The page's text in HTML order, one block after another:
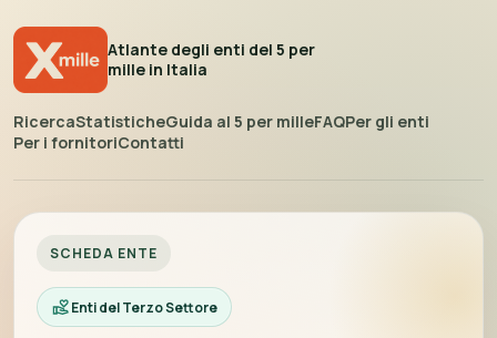
Atlante degli enti del 5 per
mille in Italia
RicercaStatisticheGuida al 5 per milleFAQPer gli enti
Per i fornitoriContatti
SCHEDA ENTE
Enti del Terzo Settore